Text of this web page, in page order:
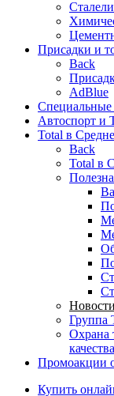
Присадки и
Back
AdBlue
Специальные
Автоспорт и
Total в
Back
Total в
Новости
Группа
Охрана
Промоакции
Купить